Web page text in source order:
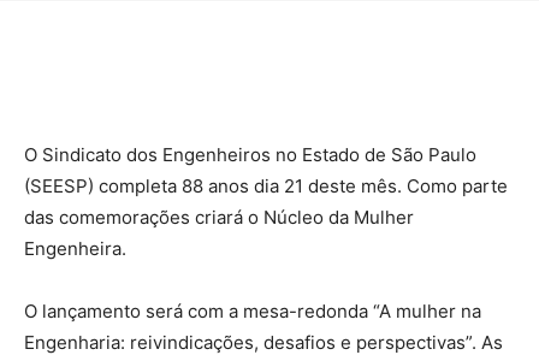
O Sindicato dos Engenheiros no Estado de São Paulo
(SEESP) completa 88 anos dia 21 deste mês. Como parte
das comemorações criará o Núcleo da Mulher
Engenheira.
O lançamento será com a mesa-redonda “A mulher na
Engenharia: reivindicações, desafios e perspectivas”. As